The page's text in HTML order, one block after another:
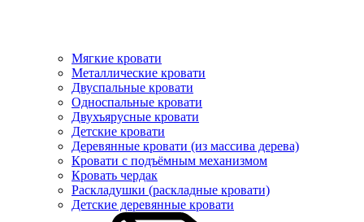
Мягкие кровати
Металлические кровати
Двуспальные кровати
Односпальные кровати
Двухъярусные кровати
Детские кровати
Деревянные кровати (из массива дерева)
Кровати с подъёмным механизмом
Кровать чердак
Раскладушки (раскладные кровати)
Детские деревянные кровати